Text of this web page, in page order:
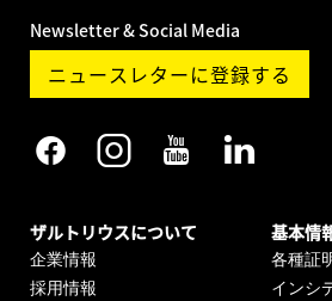
ザルトリウスについて
企業情報
採用情報
基本情
各種証
インシ
Newsletter & Social Media
ニュースレターに登録する